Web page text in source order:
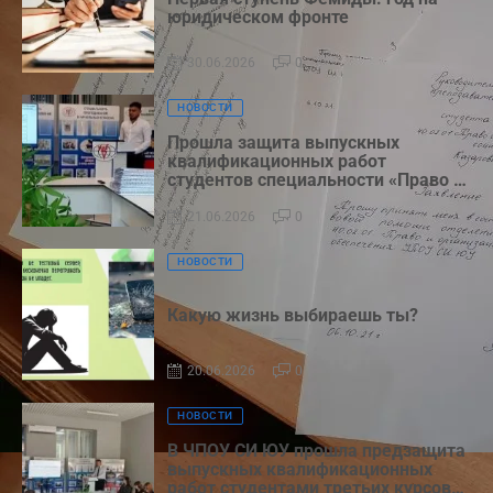
юридическом фронте
30.06.2026 0
НОВОСТИ
Прошла защита выпускных
квалификационных работ
студентов специальности «Право и
организация социального
обеспечения»
21.06.2026 0
НОВОСТИ
Какую жизнь выбираешь ты?
20.06.2026 0
НОВОСТИ
В ЧПОУ СИ ЮУ прошла предзащита
выпускных квалификационных
работ студентами третьих курсов